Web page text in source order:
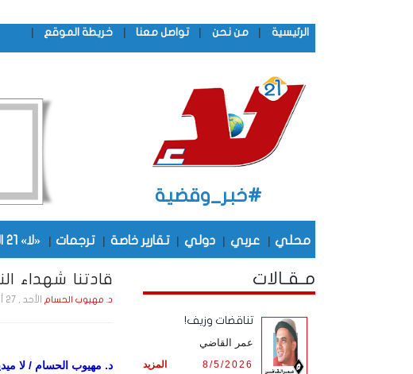
الرئيسية | من نحن | تواصل معنا | خريطة الموقع |
#خبر_وقضية
محلي | عربي | دولي | تقارير خاصة | ترجمات | «لا» 21 السياسي
قادتنا شهداء
د. مهيوب الحسام الأحد , 27 أكـتـوبـر , 2024 الساعة 7:09:21 PM
د. مهيوب الحسام / لا
مـقـالات
تناقضات وزيف!
عمر القاضي
المزيد 8/5/2026